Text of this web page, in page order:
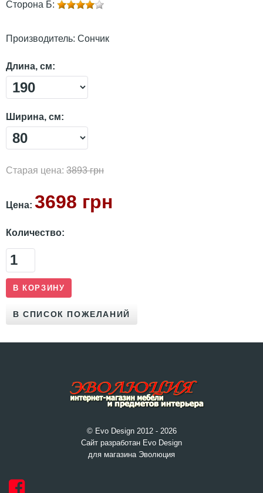
Сторона Б:
Производитель: Сончик
Длина, см:
Ширина, см:
Старая цена: 3893 грн
Цена: 3698 грн
Количество:
© Evo Design 2012 - 2026
Сайт разработан Evo Design
для магазина Эволюция